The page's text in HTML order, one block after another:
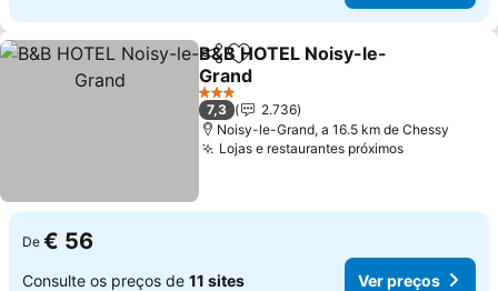
PartilharAdicionar aos favoritos
B&B HOTEL Noisy-le-
Grand
Ver preços
3 Estrelas
7,3
2.736
Noisy-le-Grand, a 16.5 km de Chessy
Lojas e restaurantes próximosVer preços
De € 56
Consulte os preços de 11 sites Ver preços